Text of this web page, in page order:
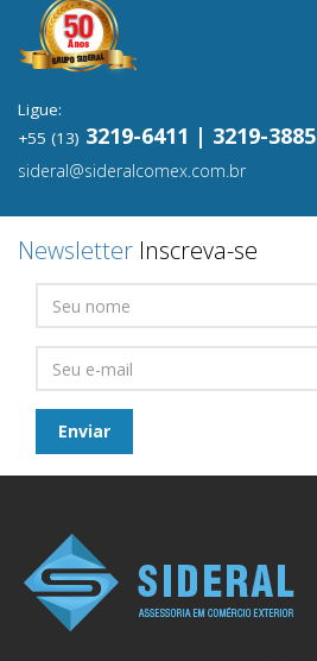
Ligue:
+55 (13) 3219-6411 | 3219-3885
sideral@sideralcomex.com.br
Newsletter Inscreva-se